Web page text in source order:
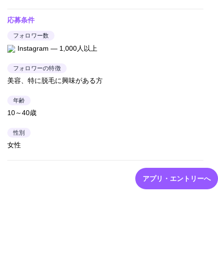
応募条件
フォロワー数
Instagram — 1,000人以上
フォロワーの特徴
美容、特に脱毛に興味がある方
年齢
10～40歳
性別
女性
アプリ・エントリーへ